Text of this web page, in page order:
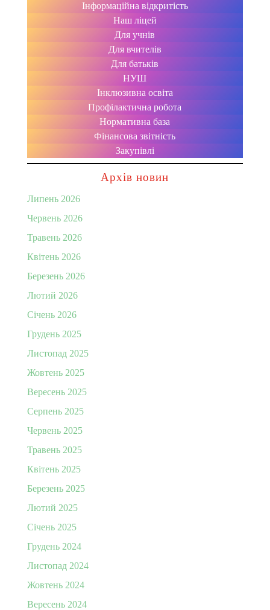
Інформаційна відкритість
Наш ліцей
Для учнів
Для вчителів
Для батьків
НУШ
Інклюзивна освіта
Профілактична робота
Нормативна база
Фінансова звітність
Закупівлі
Архів новин
Липень 2026
Червень 2026
Травень 2026
Квітень 2026
Березень 2026
Лютий 2026
Січень 2026
Грудень 2025
Листопад 2025
Жовтень 2025
Вересень 2025
Серпень 2025
Червень 2025
Травень 2025
Квітень 2025
Березень 2025
Лютий 2025
Січень 2025
Грудень 2024
Листопад 2024
Жовтень 2024
Вересень 2024